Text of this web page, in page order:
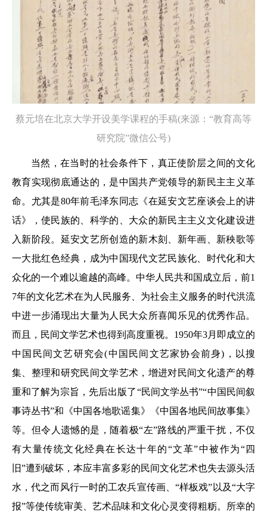
蔡元培在北京大学开设美学课程的手稿(来源：“教育高等
研究院”微信公号)
当然，在当时的社会条件下，真正使阶层之间的文化
教育实现彻底通达的，是中国共产党领导的新民主主义革
命。尤其是80年前毛泽东同志《在延安文艺座谈会上的讲
话》，使民族的、科学的、大众的新民主主义文化建设进
入新阶段。延安文艺所创造的新木刻、新年画、新秧歌等
一大批红色经典，成为中国现代文艺民族化、时代化和大
众化的一个难以逾越的高峰。中华人民共和国成立后，前1
7年的文化艺术在为人民服务、为社会主义服务的时代洪流
中进一步涌现出大量为人民大众所喜闻乐见的优秀作品。
而且，民间文学艺术也得到高度重视。1950年3月即成立的
中国民间文艺研究会(中国民间文艺家协会前身)，以搜
集、整理和研究民间文学艺术，增进对民间文化遗产的尊
重和了解为宗旨，先后出版了“民间文学丛书”“中国民间叙
事诗丛书”和《中国各地歌谣集》《中国各地民间故事集》
等。但令人遗憾的是，随着极“左”路线的严重干扰，不仅
有大量传统文化经典在长达十年的“文革”中被作为“四
旧”遭到破坏，本应丰富多彩的民间文化艺术也失去源头活
水，代之而风行一时的工农兵宣传画、“样板戏”以及“大字
报”等使传统审美、艺术品味和文化心灵变得粗粝。所幸的